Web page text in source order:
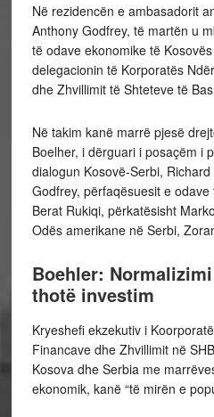
Në rezidencën e ambasadorit
Anthony Godfrey, të martën u
të odave ekonomike të
delegacionin të Korporatës
dhe Zhvillimit të Shteteve të
Në takim kanë marrë pjesë
Boelher, i dërguari i posaçëm i
dialogun Kosovë-Serbi,
Godfrey, përfaqësuesit e
Berat Rukiqi, përkatësisht
Odës amerikane në Serbi,
Boehler:
thotë investim
Kryeshefi ekzekutiv i
Financave dhe Zhvillimit në
Kosova dhe Serbia me
ekonomik, kanë “të mirën e